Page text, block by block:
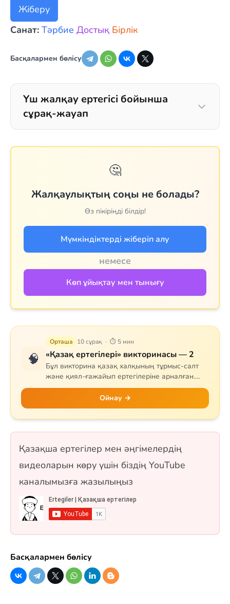
Жіберу
Санат: Тәрбие Достық Бірлік
Басқалармен бөлісу
Үш жалқау ертегісі бойынша
сұрақ-жауап
🤔
Жалқаулықтың соңы не болады?
Өз пікіріңді білдір!
Мүмкіндіктерді жіберіп алу
немесе
Көп ұйықтау мен тынығу
🧠
Орташа 10 сұрақ · ⏱ 5 мин
«Қазақ ертегілері» викторинасы — 2
Бұл викторина қазақ халқының тұрмыс-салт
және қиял-ғажайып ертегілеріне арналған.
Сұрақтар тапқыр Тазша Бала, дана Аяз би,
шешен Жиренше, «Алтын сақа», «Күн
астындағы Күнікей қыз» және «Ақ ниет пен
Қара ниет» ертегілерін қамтиды. 10 сұрақ, бір
Ойнау →
Қазақша ертегілер мен әңгімелердің
видеоларын көру үшін біздің YouTube
каналымызға жазылыңыз
Басқалармен бөлісу